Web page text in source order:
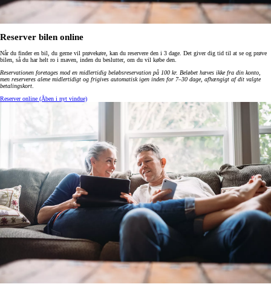
Reserver bilen online
Når du finder en bil, du gerne vil prøvekøre, kan du reservere den i 3 dage. Det giver dig tid til at se og prøve
bilen, så du har helt ro i maven, inden du beslutter, om du vil købe den.
Reservationen foretages mod en midlertidig beløbsreservation på 100 kr. Beløbet hæves ikke fra din konto,
men reserveres alene midlertidigt og frigives automatisk igen inden for 7–30 dage, afhængigt af dit valgte
betalingskort.
Reserver online (Åben i nyt vindue)